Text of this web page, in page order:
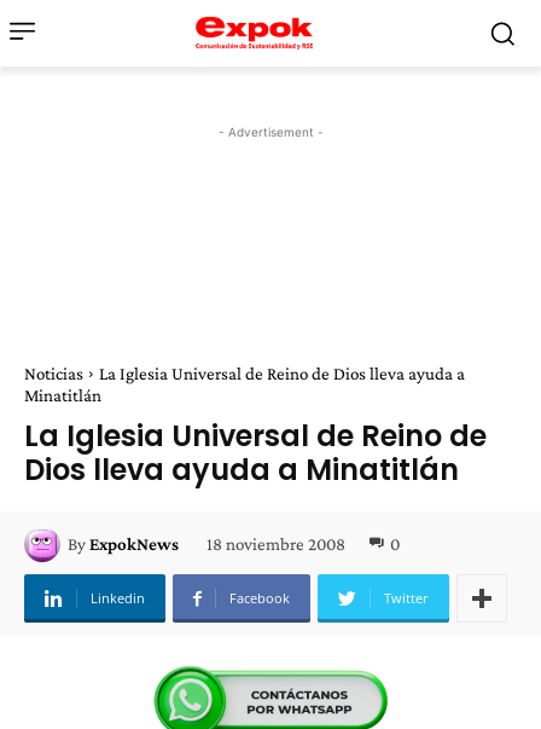
- Advertisement -
Noticias
La Iglesia Universal de Reino de Dios lleva ayuda a
Minatitlán
La Iglesia Universal de Reino de
Dios lleva ayuda a Minatitlán
ByExpokNews 18 noviembre 2008 0
Linkedin Facebook Twitter